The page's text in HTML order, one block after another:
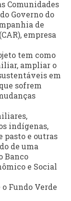
Comunidades
Governo do
de
empresa
tem como
ampliar o
em
sofrem
indígenas,
pasto e outras
de uma
Banco
e Social
Fundo Verde